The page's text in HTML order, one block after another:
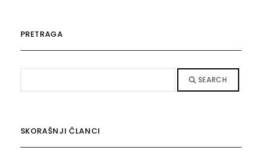
PRETRAGA
SEARCH
SKORAŠNJI ČLANCI